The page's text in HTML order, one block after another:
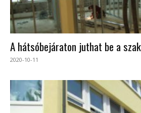
A hátsóbejáraton juthat be a
2020-10-11